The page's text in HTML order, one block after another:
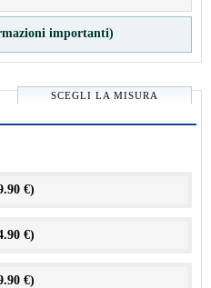
importanti)
SCEGLI LA MISURA
€)
€)
€)